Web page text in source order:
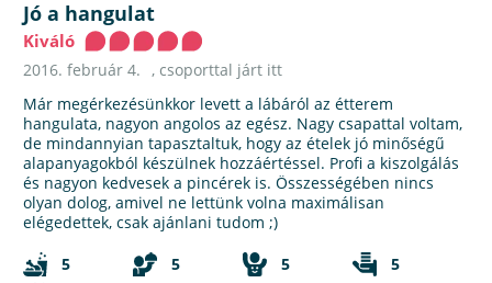
Jó a hangulat
Kiváló
2016. február 4.
, csoporttal járt itt
Már megérkezésünkkor levett a lábáról az étterem
hangulata, nagyon angolos az egész. Nagy csapattal voltam,
de mindannyian tapasztaltuk, hogy az ételek jó minőségű
alapanyagokból készülnek hozzáértéssel. Profi a kiszolgálás
és nagyon kedvesek a pincérek is. Összességében nincs
olyan dolog, amivel ne lettünk volna maximálisan
elégedettek, csak ajánlani tudom ;)
5
5 5
5